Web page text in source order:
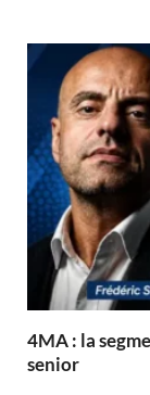
4MA : la
senior